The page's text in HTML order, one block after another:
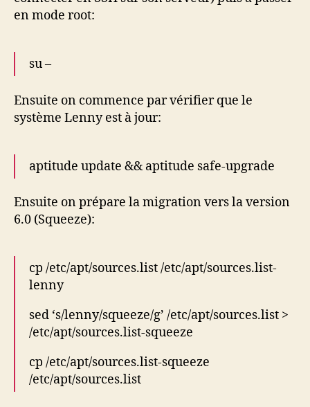
en mode root:
su –
Ensuite on commence par vérifier que le
système Lenny est à jour:
aptitude update && aptitude safe-upgrade
Ensuite on prépare la migration vers la version
6.0 (Squeeze):
cp /etc/apt/sources.list /etc/apt/sources.list-
lenny
sed ‘s/lenny/squeeze/g’ /etc/apt/sources.list >
/etc/apt/sources.list-squeeze
cp /etc/apt/sources.list-squeeze
/etc/apt/sources.list